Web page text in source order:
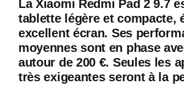
La Xiaomi Redmi Pad 2 9.7
tablette légère et compacte,
excellent écran. Ses
moyennes sont en phase
autour de 200 €. Seules les
très exigeantes seront à la